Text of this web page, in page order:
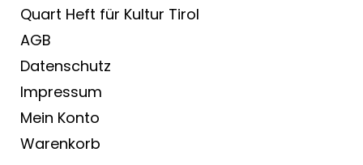
Quart Heft für Kultur Tirol
AGB
Datenschutz
Impressum
Mein Konto
Warenkorb